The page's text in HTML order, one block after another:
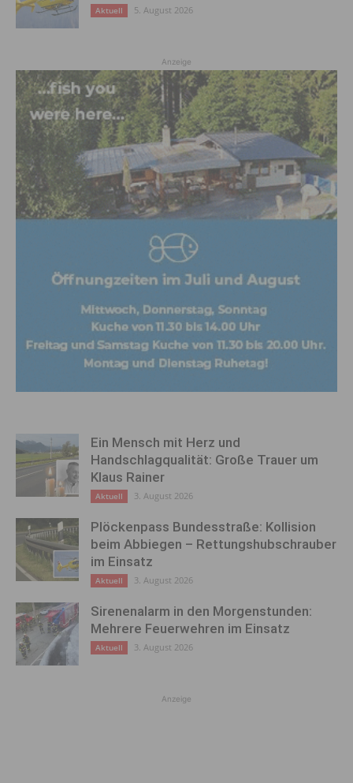
Aktuell 5. August 2026
Anzeige
Ein Mensch mit Herz und
Handschlagqualität: Große Trauer um
Klaus Rainer
Aktuell 3. August 2026
Plöckenpass Bundesstraße: Kollision
beim Abbiegen – Rettungshubschrauber
im Einsatz
Aktuell 3. August 2026
Sirenenalarm in den Morgenstunden:
Mehrere Feuerwehren im Einsatz
Aktuell 3. August 2026
Anzeige